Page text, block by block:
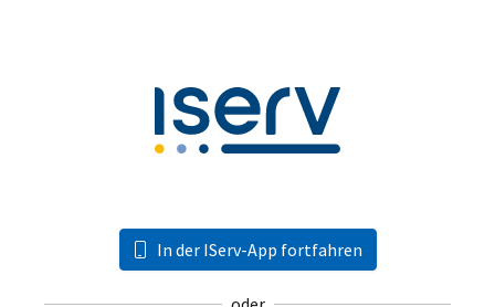
In der IServ-App fortfahren